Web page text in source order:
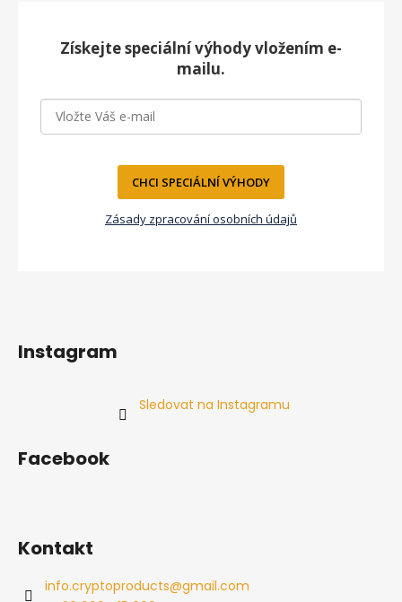
Získejte speciální výhody vložením e-
mailu.
CHCI SPECIÁLNÍ VÝHODY
Zásady zpracování osobních údajů
Instagram
Sledovat na Instagramu
Facebook
Kontakt
info.cryptoproducts@gmail.com